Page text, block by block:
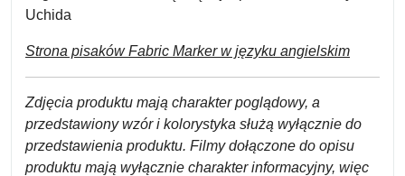
Uchida
Strona pisaków Fabric Marker w języku angielskim
Zdjęcia produktu mają charakter poglądowy, a
przedstawiony wzór i kolorystyka służą wyłącznie do
przedstawienia produktu. Filmy dołączone do opisu
produktu mają wyłącznie charakter informacyjny, więc